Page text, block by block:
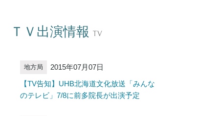
ＴＶ出演情報 TV
地方局 2015年07月07日
【TV告知】UHB北海道文化放送「みんな
のテレビ」7/8に前多院長が出演予定